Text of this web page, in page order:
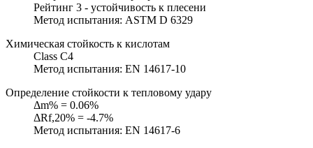
Рейтинг 3 - устойчивость к плесени
Метод испытания: ASTM D 6329
Химическая стойкость к кислотам
Class C4
Метод испытания: EN 14617-10
Определение стойкости к тепловому удару
Δm% = 0.06%
ΔRf,20% = -4.7%
Метод испытания: EN 14617-6